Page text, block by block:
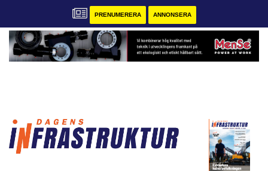
PRENUMERERA ANNONSERA